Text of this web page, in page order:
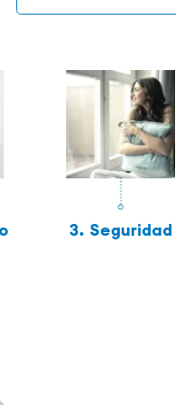
3. Seguridad